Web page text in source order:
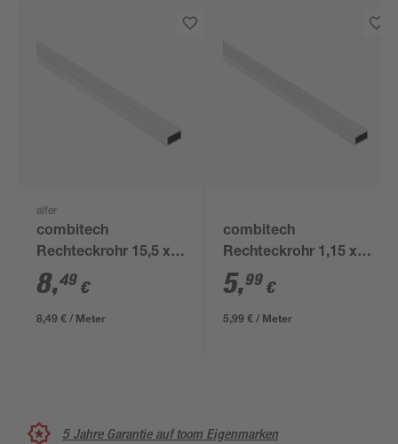
alfer
combitech
Rechteckrohr 15,5 x
27,5 x 1000 mm
8,49 €
8,49 € / Meter
combitech
Rechteckrohr 1,15 x
100 cm
5,99 €
5,99 € / Meter
5 Jahre Garantie auf toom Eigenmarken